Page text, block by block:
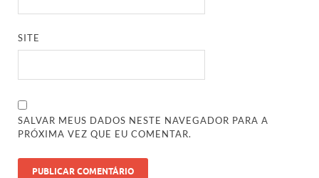
SITE
SALVAR MEUS DADOS NESTE NAVEGADOR PARA A
PRÓXIMA VEZ QUE EU COMENTAR.